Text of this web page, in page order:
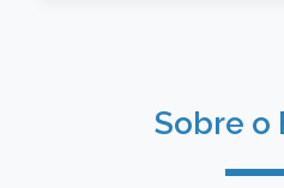
Sobre o